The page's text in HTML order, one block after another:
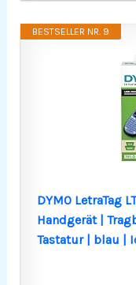
BESTSELLER NR. 9
DYMO LetraTag
Handgerät |
Tastatur | blau |